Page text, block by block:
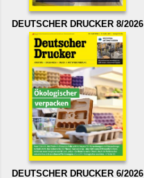
DEUTSCHER DRUCKER 8/2026
DEUTSCHER DRUCKER 6/2026